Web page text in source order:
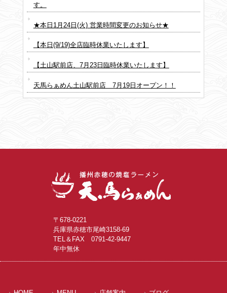
す。
★本日1月24日(火) 営業時間変更のお知らせ★
【本日(9/19)全店臨時休業いたします】
【土山駅前店、7月23日臨時休業いたします】
天馬らぁめん土山駅前店 7月19日オープン！！
〒678-0221
兵庫県赤穂市尾崎3158-69
TEL＆FAX 0791-42-9447
年中無休